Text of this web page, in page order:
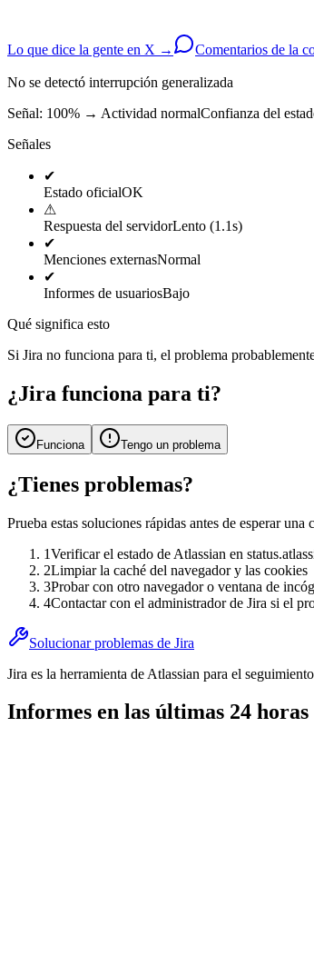
Lo que dice la gente en X → Comentarios de la
No se detectó interrupción generalizada
Señal: 100% → Actividad normalConfianza del
Señales
✔
Estado oficialOK
⚠
Respuesta del servidorLento (1.1s)
✔
Menciones externasNormal
✔
Informes de usuariosBajo
Qué significa esto
Si Jira no funciona para ti, el problema
¿Jira funciona para ti?
Funciona Tengo un problema
¿Tienes problemas?
Prueba estas soluciones rápidas antes de esperar una
1Verificar el estado de Atlassian en
2Limpiar la caché del navegador y las cookies
3Probar con otro navegador o ventana de
4Contactar con el administrador de Jira si el
Solucionar problemas de Jira
Jira es la herramienta de Atlassian para el
Informes en las últimas 24 horas